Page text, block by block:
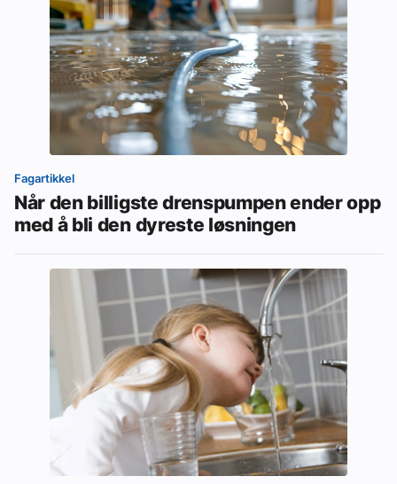
Fagartikkel
Når den billigste drenspumpen ender opp
med å bli den dyreste løsningen